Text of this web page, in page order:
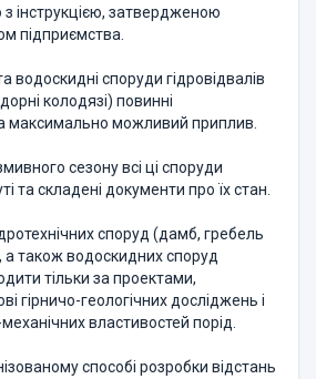
з інструкцією, затвердженою
підприємства.
водоскидні споруди гідровідвалів
колодязі) повинні
максимально можливий приплив.
сезону всі ці споруди
та складені документи про їх стан.
споруд (дамб, гребель
а також водоскидних споруд
тільки за проектами,
гірничо-геологічних досліджень і
властивостей порід.
способі розробки відстань